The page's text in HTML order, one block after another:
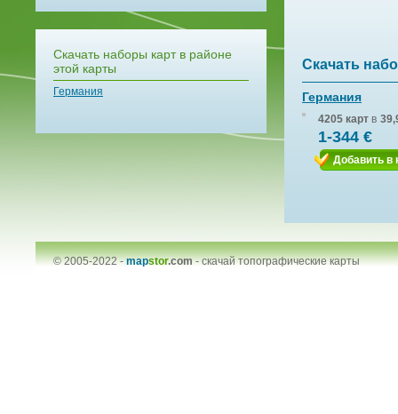
Скачать наборы карт в районе
этой карты
Германия
Скачать
Германия
4205 карт в
1-344 €
Добавить в
© 2005-2022 -mapstor.com-скачай топографические карты